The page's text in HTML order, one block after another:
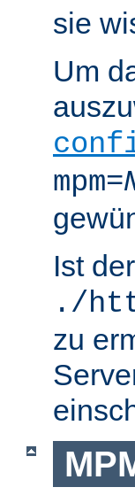
sie
Um
mpm=
Ist
./
zu